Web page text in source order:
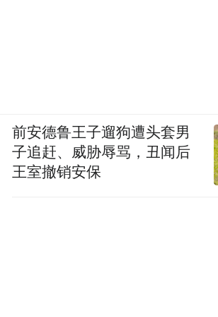
前安德鲁王子遛狗遭头套男
子追赶、威胁辱骂，丑闻后
王室撤销安保